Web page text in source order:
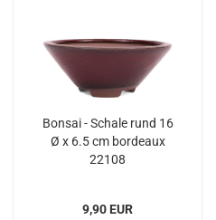
Bonsai - Schale rund 16
Ø x 6.5 cm bordeaux
22108
9,90 EUR